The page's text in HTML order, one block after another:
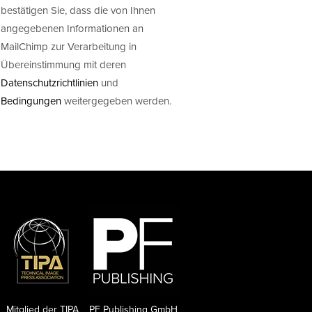
bestätigen Sie, dass die von Ihnen
angegebenen Informationen an
MailChimp zur Verarbeitung in
Übereinstimmung mit deren
Datenschutzrichtlinien und
Bedingungenweitergegeben werden.
PF Publishing GmbH
Mitglied der TIPA